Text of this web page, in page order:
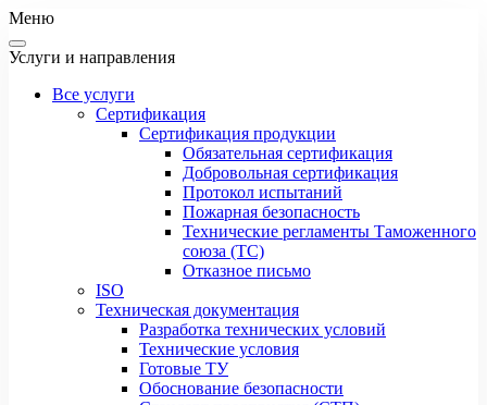
Меню
Услуги и направления
Все услуги
Сертификация
Сертификация продукции
Обязательная сертификация
Добровольная сертификация
Протокол испытаний
Пожарная безопасность
Технические регламенты Таможенного
союза (ТС)
Отказное письмо
ISO
Техническая документация
Разработка технических условий
Технические условия
Готовые ТУ
Обоснование безопасности